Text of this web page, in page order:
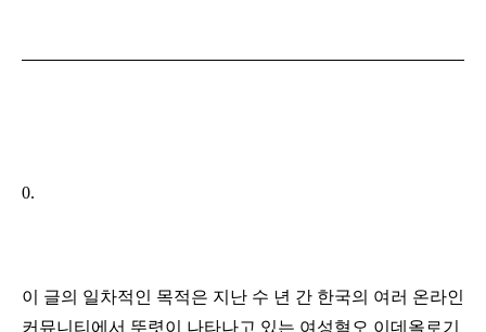
0.
이 글의 일차적인 목적은 지난 수 년 간 한국의 여러 온라인
커뮤니티에서 뚜렷이 나타나고 있는 여성혐오 이데올로기